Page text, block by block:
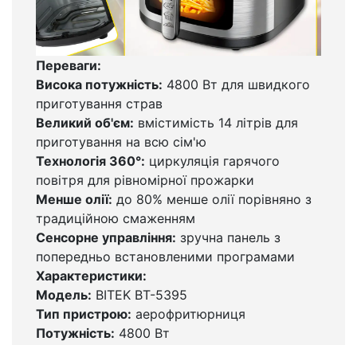
Переваги:
Висока потужність: 4800 Вт для швидкого
приготування страв
Великий об'єм: вмістимість 14 літрів для
приготування на всю сім'ю
Технологія 360°: циркуляція гарячого
повітря для рівномірної прожарки
Менше олії: до 80% менше олії порівняно з
традиційною смаженням
Сенсорне управління: зручна панель з
попередньо встановленими програмами
Характеристики:
Модель: BITEK BT-5395
Тип пристрою: аерофритюрниця
Потужність: 4800 Вт